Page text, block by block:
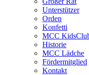
Unterstützer
Orden
Konfetti
MCC
Historie
MCC Lädche
Fördermitglied
Kontakt